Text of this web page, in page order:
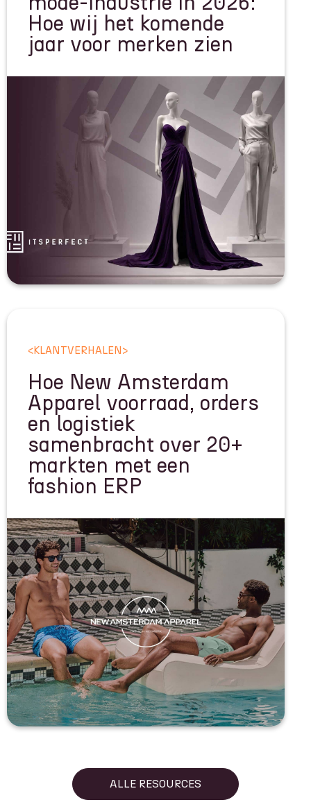
Hoe wij het komende
jaar voor merken zien
< KLANTVERHALEN >
Hoe New Amsterdam
Apparel voorraad, orders
en logistiek
samenbracht over 20+
markten met een
fashion ERP
ALLE RESOURCES